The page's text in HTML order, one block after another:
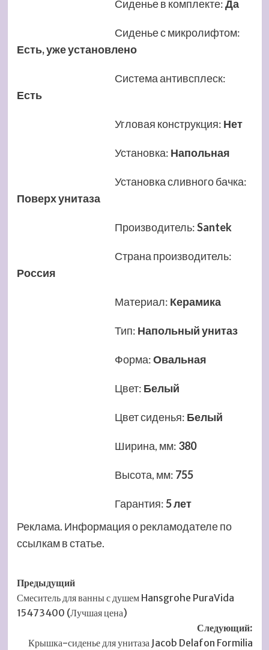
Сиденье в комплекте:Да
Сиденье с микролифтом:
Есть, уже установлено
Система антивсплеск:
Есть
Угловая конструкция: Нет
Установка: Напольная
Установка сливного бачка:
Поверх унитаза
Производитель:Santek
Страна производитель:
Россия
Материал: Керамика
Тип: Напольный унитаз
Форма:Овальная
Цвет: Белый
Цвет сиденья: Белый
Ширина, мм: 380
Высота, мм: 755
Гарантия:5 лет
Реклама. Информация о рекламодателе по
ссылкам в статье.
Навигация
записи
Предыдущий
Смеситель для ванны с душем Hansgrohe PuraVida
15473400 (Лучшая цена)
Следующий:
Крышка-сиденье для унитаза Jacob Delafon Formilia